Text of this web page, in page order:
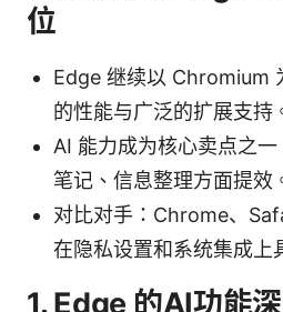
位
Edge 继续以 Chromium
的性能与广泛的扩展支持
AI 能力成为核心卖点之一
笔记、信息整理方面提效
对比对手：Chrome、
在隐私设置和系统集成上
1. Edge 的AI功能